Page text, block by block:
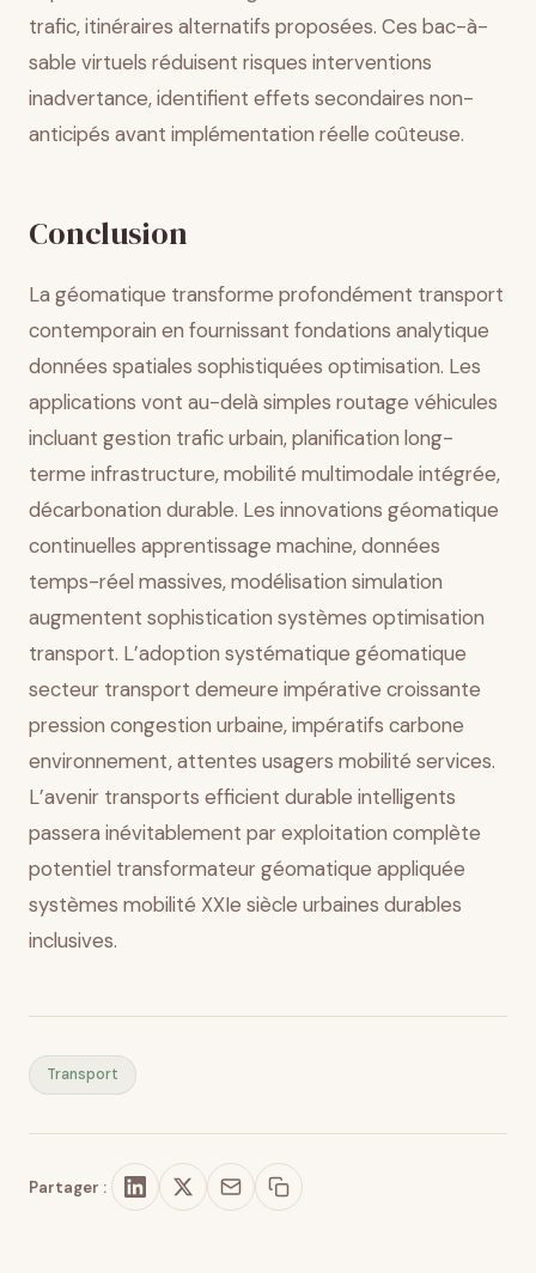
trafic, itinéraires alternatifs proposées. Ces bac-à-
sable virtuels réduisent risques interventions
inadvertance, identifient effets secondaires non-
anticipés avant implémentation réelle coûteuse.
Conclusion
La géomatique transforme profondément transport
contemporain en fournissant fondations analytique
données spatiales sophistiquées optimisation. Les
applications vont au-delà simples routage véhicules
incluant gestion trafic urbain, planification long-
terme infrastructure, mobilité multimodale intégrée,
décarbonation durable. Les innovations géomatique
continuelles apprentissage machine, données
temps-réel massives, modélisation simulation
augmentent sophistication systèmes optimisation
transport. L’adoption systématique géomatique
secteur transport demeure impérative croissante
pression congestion urbaine, impératifs carbone
environnement, attentes usagers mobilité services.
L’avenir transports efficient durable intelligents
passera inévitablement par exploitation complète
potentiel transformateur géomatique appliquée
systèmes mobilité XXIe siècle urbaines durables
inclusives.
Transport
Partager :